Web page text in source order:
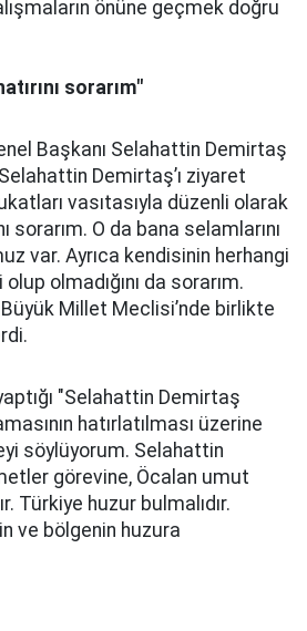
önüne geçmek doğru
sorarım"
Başkanı Selahattin Demirtaş
Demirtaş’ı ziyaret
vasıtasıyla düzenli olarak
sorarım. O da bana selamlarını
var. Ayrıca kendisinin herhangi
olmadığını da sorarım.
Millet Meclisi’nde birlikte
"Selahattin Demirtaş
hatırlatılması üzerine
söylüyorum. Selahattin
görevine, Öcalan umut
Türkiye huzur bulmalıdır.
ve bölgenin huzura